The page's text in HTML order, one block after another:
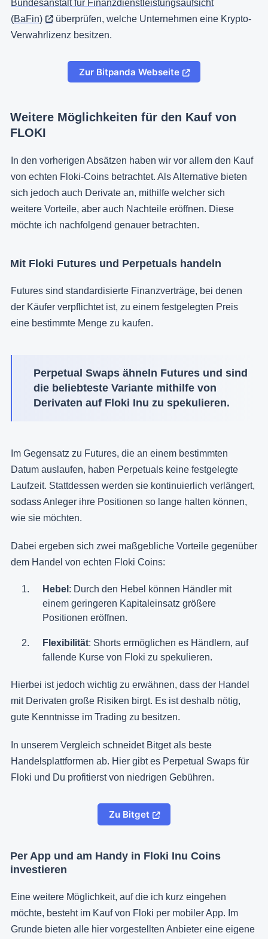
Bundesanstalt für Finanzdienstleistungsaufsicht
(BaFin)
überprüfen, welche Unternehmen eine Krypto-
Verwahrlizenz besitzen.
Zur Bitpanda Webseite
Weitere Möglichkeiten für den Kauf von
FLOKI
In den vorherigen Absätzen haben wir vor allem den Kauf
von echten Floki-Coins betrachtet. Als Alternative bieten
sich jedoch auch Derivate an, mithilfe welcher sich
weitere Vorteile, aber auch Nachteile eröffnen. Diese
möchte ich nachfolgend genauer betrachten.
Mit Floki Futures und Perpetuals handeln
Futures sind standardisierte Finanzverträge, bei denen
der Käufer verpflichtet ist, zu einem festgelegten Preis
eine bestimmte Menge zu kaufen.
Perpetual Swaps ähneln Futures und sind
die beliebteste Variante mithilfe von
Derivaten auf Floki Inu zu spekulieren.
Im Gegensatz zu Futures, die an einem bestimmten
Datum auslaufen, haben Perpetuals keine festgelegte
Laufzeit. Stattdessen werden sie kontinuierlich verlängert,
sodass Anleger ihre Positionen so lange halten können,
wie sie möchten.
Dabei ergeben sich zwei maßgebliche Vorteile gegenüber
dem Handel von echten Floki Coins:
Hebel : Durch den Hebel können Händler mit
einem geringeren Kapitaleinsatz größere
Positionen eröffnen.
Flexibilität: Shorts ermöglichen es Händlern, auf
fallende Kurse von Floki zu spekulieren.
Hierbei ist jedoch wichtig zu erwähnen, dass der Handel
mit Derivaten große Risiken birgt. Es ist deshalb nötig,
gute Kenntnisse im Trading zu besitzen.
In unserem Vergleich schneidet Bitget als beste
Handelsplattformen ab. Hier gibt es Perpetual Swaps für
Floki und Du profitierst von niedrigen Gebühren.
Zu Bitget
Per App und am Handy in Floki Inu Coins
investieren
Eine weitere Möglichkeit, auf die ich kurz eingehen
möchte, besteht im Kauf von Floki per mobiler App. Im
Grunde bieten alle hier vorgestellten Anbieter eine eigene